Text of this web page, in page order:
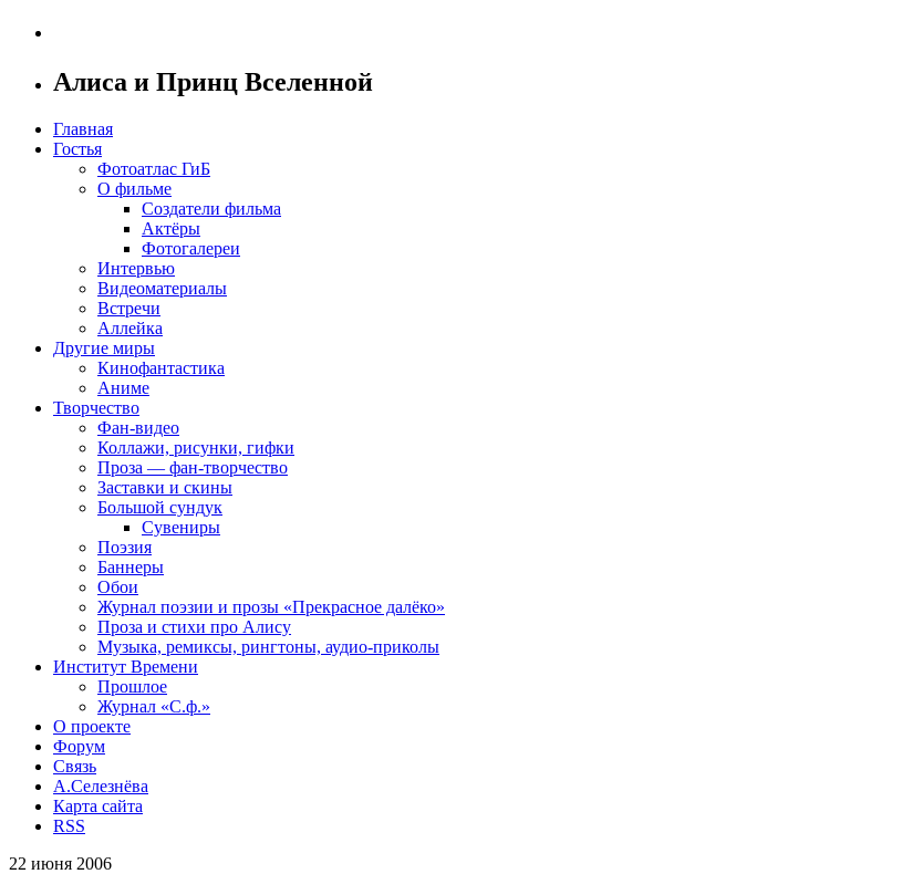
Алиса и Принц Вселенной
Главная
Гостья
Фотоатлас ГиБ
О фильме
Создатели фильма
Актёры
Фотогалереи
Интервью
Видеоматериалы
Встречи
Аллейка
Другие миры
Кинофантастика
Аниме
Творчество
Фан-видео
Коллажи, рисунки, гифки
Проза — фан-творчество
Заставки и скины
Большой сундук
Сувениры
Поэзия
Баннеры
Обои
Журнал поэзии и прозы «Прекрасное далёко»
Проза и стихи про Алису
Музыка, ремиксы, рингтоны, аудио-приколы
Институт Времени
Прошлое
Журнал «С.ф.»
О проекте
Форум
Связь
А.Селезнёва
Карта сайта
RSS
22 июня 2006